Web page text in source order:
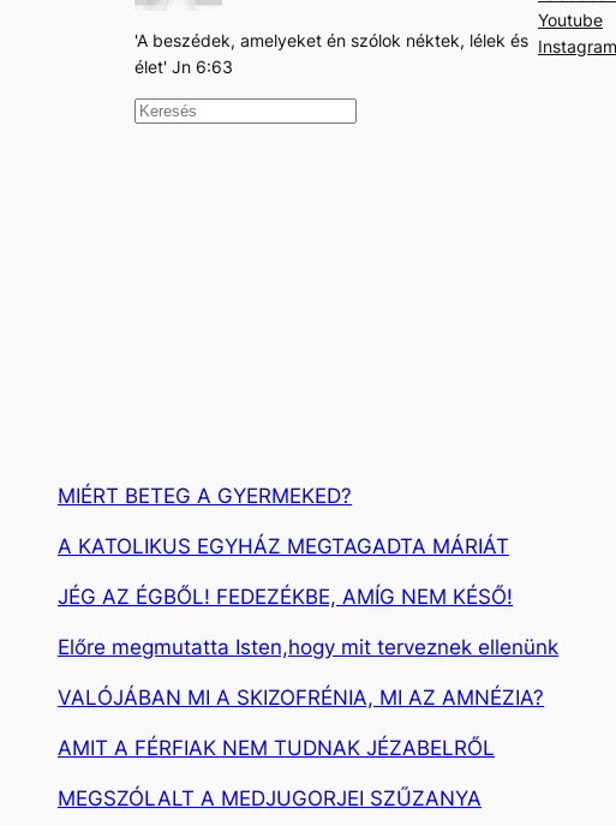
'A beszédek, amelyeket én szólok néktek, lélek és
élet' Jn 6:63
K
Youtube
Instagram
MIÉRT BETEG A GYERMEKED?
A KATOLIKUS EGYHÁZ MEGTAGADTA MÁRIÁT
JÉG AZ ÉGBŐL! FEDEZÉKBE, AMÍG NEM KÉSŐ!
Előre megmutatta Isten,hogy mit terveznek ellenünk
VALÓJÁBAN MI A SKIZOFRÉNIA, MI AZ AMNÉZIA?
AMIT A FÉRFIAK NEM TUDNAK JÉZABELRŐL
MEGSZÓLALT A MEDJUGORJEI SZŰZANYA